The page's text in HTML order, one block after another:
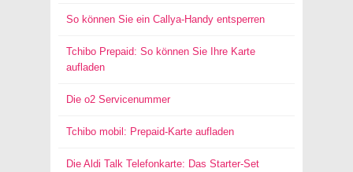
So können Sie ein Callya-Handy entsperren
Tchibo Prepaid: So können Sie Ihre Karte
aufladen
Die o2 Servicenummer
Tchibo mobil: Prepaid-Karte aufladen
Die Aldi Talk Telefonkarte: Das Starter-Set